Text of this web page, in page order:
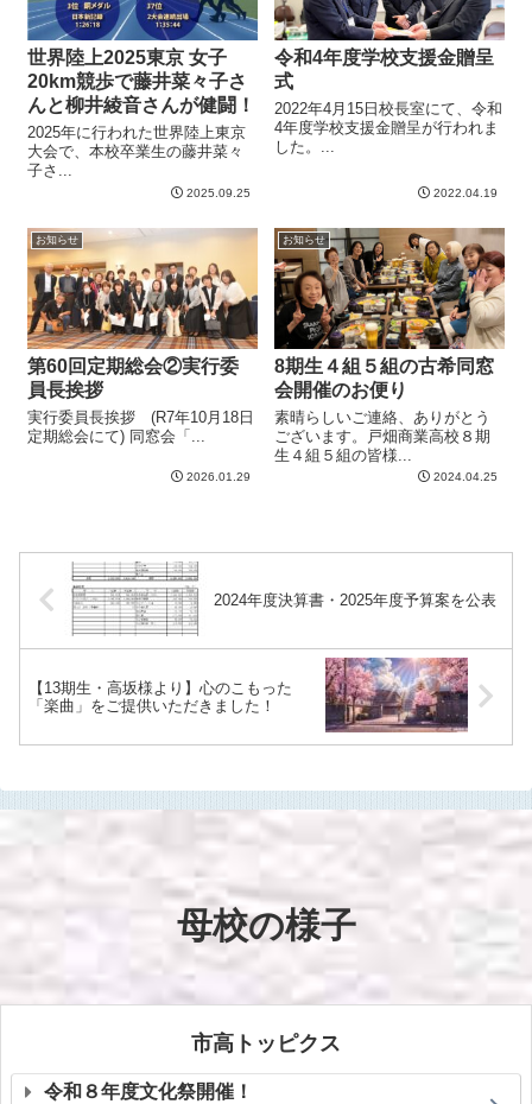
世界陸上2025東京 女子
20km競歩で藤井菜々子さ
んと柳井綾音さんが健闘！
2025年に行われた世界陸上東京
大会で、本校卒業生の藤井菜々
子さ...
2025.09.25
令和4年度学校支援金贈呈
式
2022年4月15日校長室にて、令和
4年度学校支援金贈呈が行われま
した。...
2022.04.19
お知らせ
第60回定期総会②実行委
員長挨拶
実行委員長挨拶 (R7年10月18日
定期総会にて) 同窓会「...
2026.01.29
お知らせ
8期生４組５組の古希同窓
会開催のお便り
素晴らしいご連絡、ありがとう
ございます。戸畑商業高校８期
生４組５組の皆様...
2024.04.25
2024年度決算書・2025年度予算案を公表
【13期生・高坂様より】心のこもった
「楽曲」をご提供いただきました！
母校の様子
市高トッピクス
令和８年度文化祭開催！